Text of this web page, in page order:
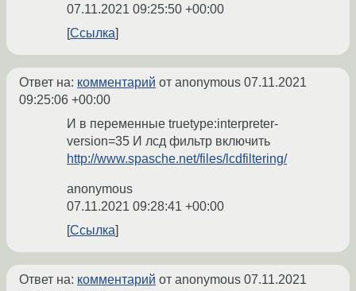
07.11.2021 09:25:50 +00:00
Ссылка
Ответ на: комментарий от anonymous 07.11.2021
09:25:06 +00:00
И в переменные truetype:interpreter-
version=35 И лсд фильтр включить
http://www.spasche.net/files/lcdfiltering/
anonymous
07.11.2021 09:28:41 +00:00
Ссылка
Ответ на: комментарий от anonymous 07.11.2021